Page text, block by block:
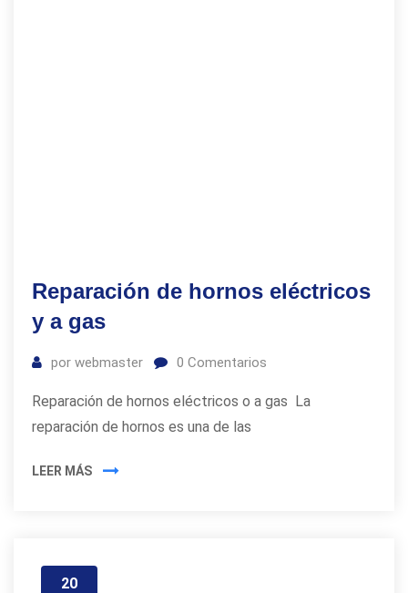
Reparación de hornos eléctricos
y a gas
por webmaster 0 Comentarios
Reparación de hornos eléctricos o a gas La
reparación de hornos es una de las
LEER MÁS
20